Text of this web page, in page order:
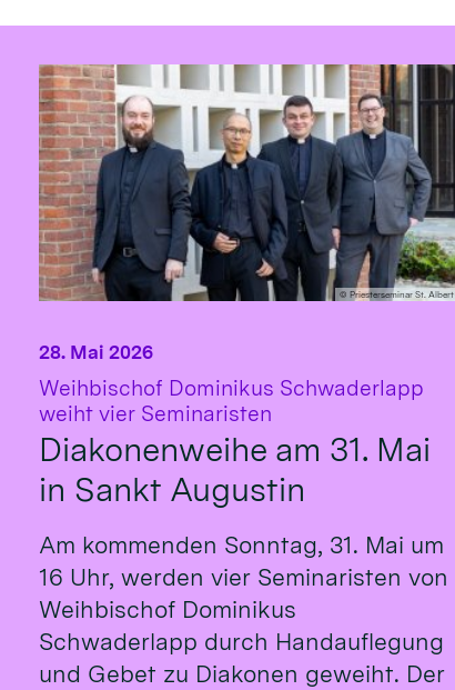
© Priesterseminar St. Albert
Weihbischof Dominikus Schwaderlapp
weiht vier Seminaristen
Diakonenweihe am 31. Mai
in Sankt Augustin
28. Mai 2026
Am kommenden Sonntag, 31. Mai um
16 Uhr, werden vier Seminaristen von
Weihbischof Dominikus
Schwaderlapp durch Handauflegung
und Gebet zu Diakonen geweiht. Der